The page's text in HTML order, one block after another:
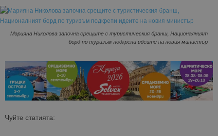
Марияна Николова започна срещите с туристическия бранш, Националният
борд по туризъм подкрепи идеите на новия министър
Чуйте статията: